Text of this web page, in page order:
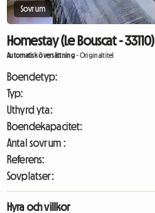
Sovrum
Homestay (Le Bouscat - 33110)
Automatisk översättning-Originaltitel
Boendetyp:
Typ:
Uthyrd yta:
Boendekapacitet:
Antal sovrum :
Referens:
Sovplatser:
Hyra och villkor